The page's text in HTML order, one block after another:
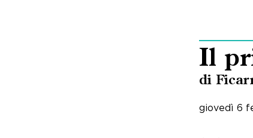
Il
di
giovedì 6